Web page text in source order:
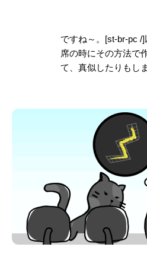
ですね～。[st-br-pc /
席の時にその方法で
て、真似したりもし